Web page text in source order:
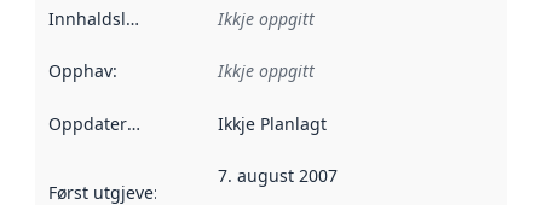
Innhaldsleverandørar :
Ikkje oppgitt
Opphav: Ikkje oppgitt
Oppdateringsfrekvens :
Ikkje Planlagt
Først utgjeve: Denne datoen seier når dataa i dette
7. august 2007